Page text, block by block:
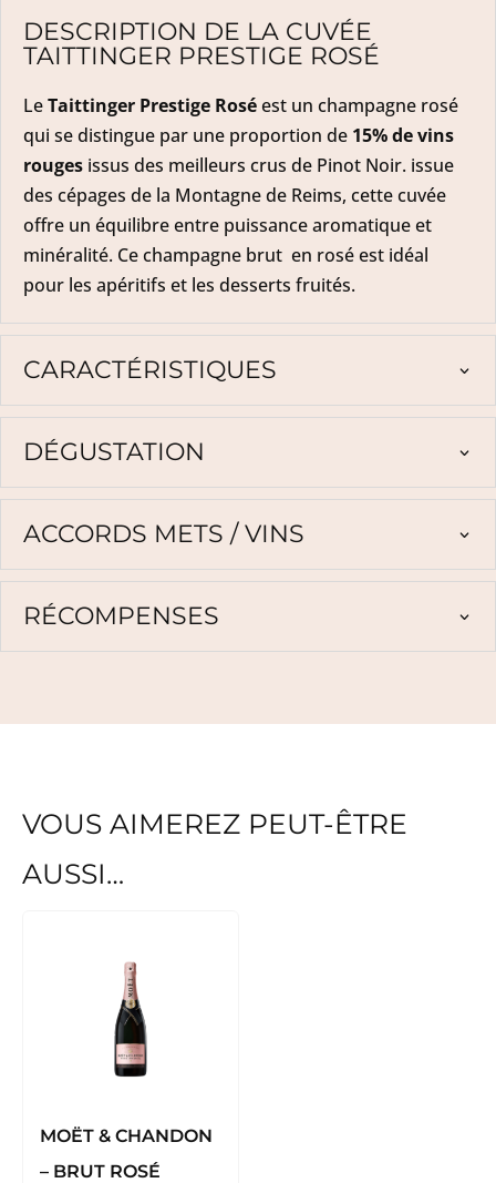
DESCRIPTION DE LA CUVÉE
TAITTINGER PRESTIGE ROSÉ
LeTaittinger Prestige Roséest un champagne rosé
qui se distingue par une proportion de 15% de vins
rouges issus des meilleurs crus de Pinot Noir. issue
des cépages de la Montagne de Reims, cette cuvée
offre un équilibre entre puissance aromatique et
minéralité. Ce champagne brut en rosé est idéal
pour les apéritifs et les desserts fruités.
CARACTÉRISTIQUES
DÉGUSTATION
ACCORDS METS / VINS
RÉCOMPENSES
VOUS AIMEREZ PEUT-ÊTRE
AUSSI…
MOËT & CHANDON
– BRUT ROSÉ
peuvent
être